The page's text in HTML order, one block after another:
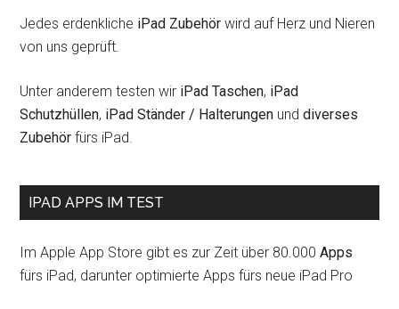
Jedes erdenkliche iPad Zubehör wird auf Herz und Nieren
von uns geprüft.
Unter anderem testen wir iPad Taschen, iPad
Schutzhüllen, iPad Ständer / Halterungen unddiverses
Zubehör fürs iPad.
IPAD APPS IM TEST
Im Apple App Store gibt es zur Zeit über 80.000Apps
fürs iPad, darunter optimierte Apps fürs neue iPad Pro